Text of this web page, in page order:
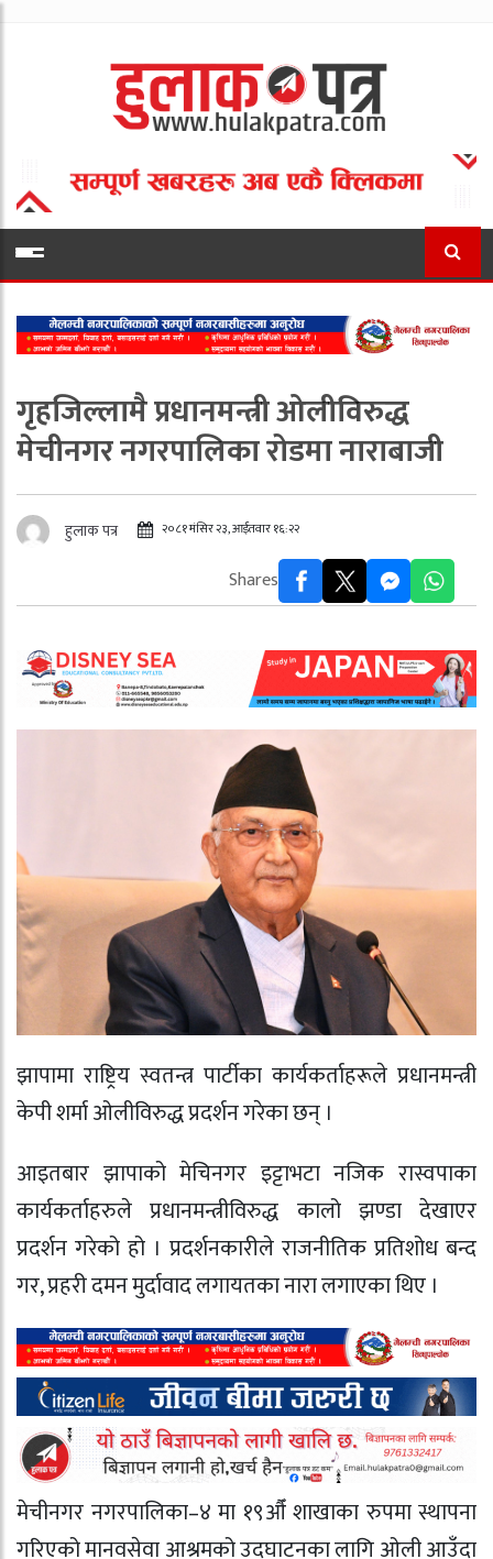
गृहजिल्लामै प्रधानमन्त्री ओलीविरुद्ध
मेचीनगर नगरपालिका रोडमा नाराबाजी
हुलाक पत्र २०८१ मंसिर २३, आईतवार १६:२२
Shares
झापामा राष्ट्रिय स्वतन्त्र पार्टीका कार्यकर्ताहरूले प्रधानमन्त्री
केपी शर्मा ओलीविरुद्ध प्रदर्शन गरेका छन् ।
आइतबार झापाको मेचिनगर इट्टाभटा नजिक रास्वपाका
कार्यकर्ताहरुले प्रधानमन्त्रीविरुद्ध कालो झण्डा देखाएर
प्रदर्शन गरेको हो । प्रदर्शनकारीले राजनीतिक प्रतिशोध बन्द
गर, प्रहरी दमन मुर्दावाद लगायतका नारा लगाएका थिए ।
मेचीनगर नगरपालिका–४ मा १९औँ शाखाका रुपमा स्थापना
गरिएको मानवसेवा आश्रमको उद्घाटनका लागि ओली आउँदा